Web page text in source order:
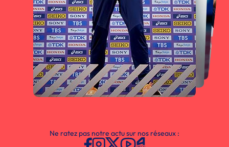
Ne ratez pas notre actu sur nos réseaux :